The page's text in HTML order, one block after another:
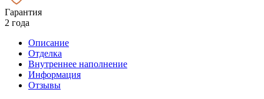
Гарантия
2 года
Описание
Отделка
Внутреннее наполнение
Информация
Отзывы